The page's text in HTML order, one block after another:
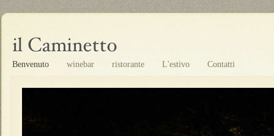
Benvenuto winebar ristorante L'estivo Contatti